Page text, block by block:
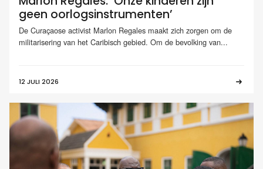
geen oorlogsinstrumenten’
De Curaçaose activist Marlon Regales maakt zich zorgen om de
militarisering van het Caribisch gebied. Om de bevolking van...
12 JULI 2026